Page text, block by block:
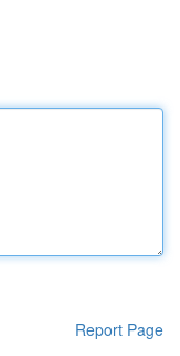
Report Page